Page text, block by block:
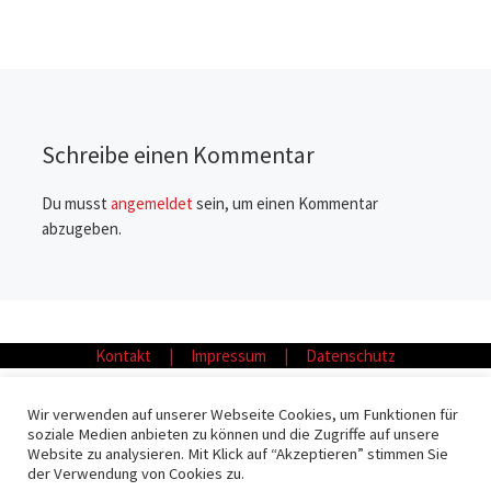
Schreibe einen Kommentar
Du musst angemeldet sein, um einen Kommentar
abzugeben.
© 2026Fliesen Möller GmbH & Co. KG – Alle Rechte vorbehalten
Präsentiert von WP – Entworfen mit dem
Wir verwenden auf unserer Webseite Cookies, um Funktionen für
soziale Medien anbieten zu können und die Zugriffe auf unsere
Website zu analysieren. Mit Klick auf “Akzeptieren” stimmen Sie
der Verwendung von Cookies zu.
Kontakt | Impressum | Datenschutz